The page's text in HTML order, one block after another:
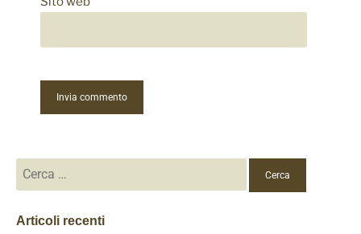
Ricerca
Articoli recenti